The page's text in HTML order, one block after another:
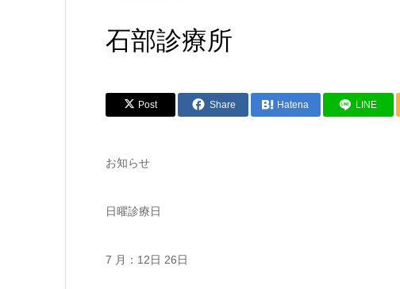
石部診療所
Post Share Hatena LINE
お知らせ
日曜診療日
7 月：12日 26日